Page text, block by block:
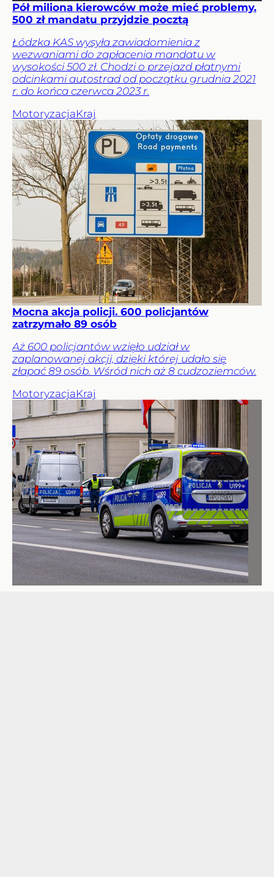
Pół miliona kierowców może mieć problemy.
500 zł mandatu przyjdzie pocztą
Łódzka KAS wysyła zawiadomienia z
wezwaniami do zapłacenia mandatu w
wysokości 500 zł. Chodzi o przejazd płatnymi
odcinkami autostrad od początku grudnia 2021
r. do końca czerwca 2023 r.
MotoryzacjaKraj
Mocna akcja policji. 600 policjantów
zatrzymało 89 osób
Aż 600 policjantów wzięło udział w
zaplanowanej akcji, dzięki której udało się
złapać 89 osób. Wśród nich aż 8 cudzoziemców.
MotoryzacjaKraj